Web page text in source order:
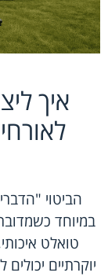
איך
הביטוי
במיוחד
טואלט
יוקרתיים